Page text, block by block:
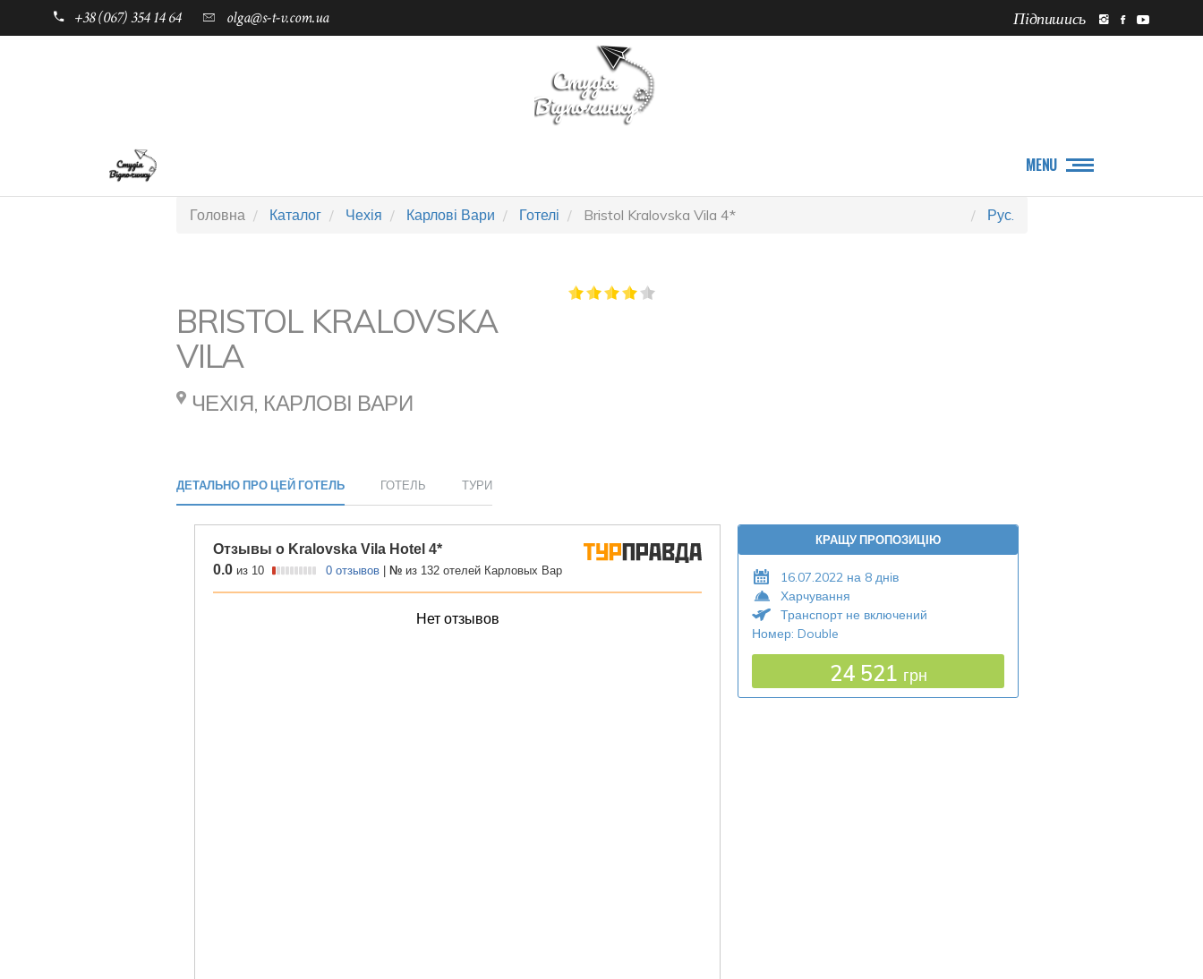
+38 (067) 354 14 64 olga@s-t-v.com.ua Підпишись
MENU
Головна Каталог Чехія Карлові Вари Готелі Bristol Kralovska Vila 4* Рус.
BRISTOL KRALOVSKA
VILA
ЧЕХІЯ, КАРЛОВІ ВАРИ
ДЕТАЛЬНО ПРО ЦЕЙ ГОТЕЛЬ ГОТЕЛЬ ТУРИ
КРАЩУ ПРОПОЗИЦІЮ
16.07.2022 на 8 днів
Харчування
Транспорт не включений
Номер: Double
24 521 грн